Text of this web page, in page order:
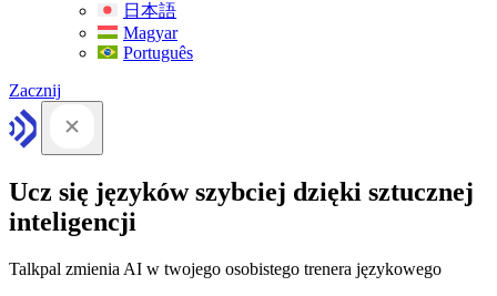
日本語
Magyar
Português
Zacznij
Ucz się języków szybciej dzięki sztucznej
inteligencji
Talkpal zmienia AI w twojego osobistego trenera językowego